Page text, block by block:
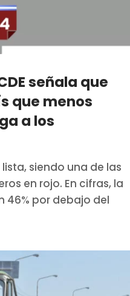
señala que
que menos
a los
siendo una de las
en rojo. En cifras, la
46% por debajo del